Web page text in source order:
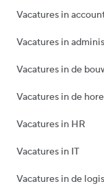
Vacatures in
Vacatures in
Vacatures in de
Vacatures in de
Vacatures in HR
Vacatures in IT
Vacatures in de